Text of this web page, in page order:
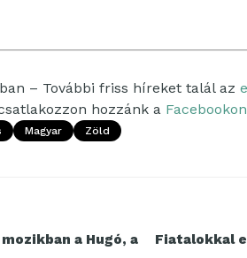
– További friss híreket talál az
hozzánk a Facebookon
Magyar Zöld
a Hugó, a
Fiatalokkal